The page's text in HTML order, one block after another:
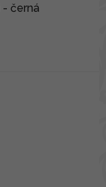
- černá